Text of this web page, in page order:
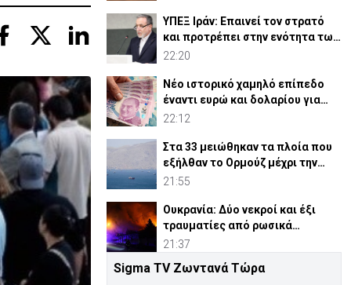
ΥΠΕΞ Ιράν: Επαινεί τον στρατό
και προτρέπει στην ενότητα των
μουσουλμάνων
22:20
Νέο ιστορικό χαμηλό επίπεδο
έναντι ευρώ και δολαρίου για
τουρκική λίρα
22:12
Στα 33 μειώθηκαν τα πλοία που
εξήλθαν το Ορμούζ μέχρι την
Πέμπτη
21:55
Ουκρανία: Δύο νεκροί και έξι
τραυματίες από ρωσικά
πλήγματα
21:37
ΗΠΑ: Η Γερουσία ενέκρινε νέες
Sigma TV Ζωντανά Τώρα